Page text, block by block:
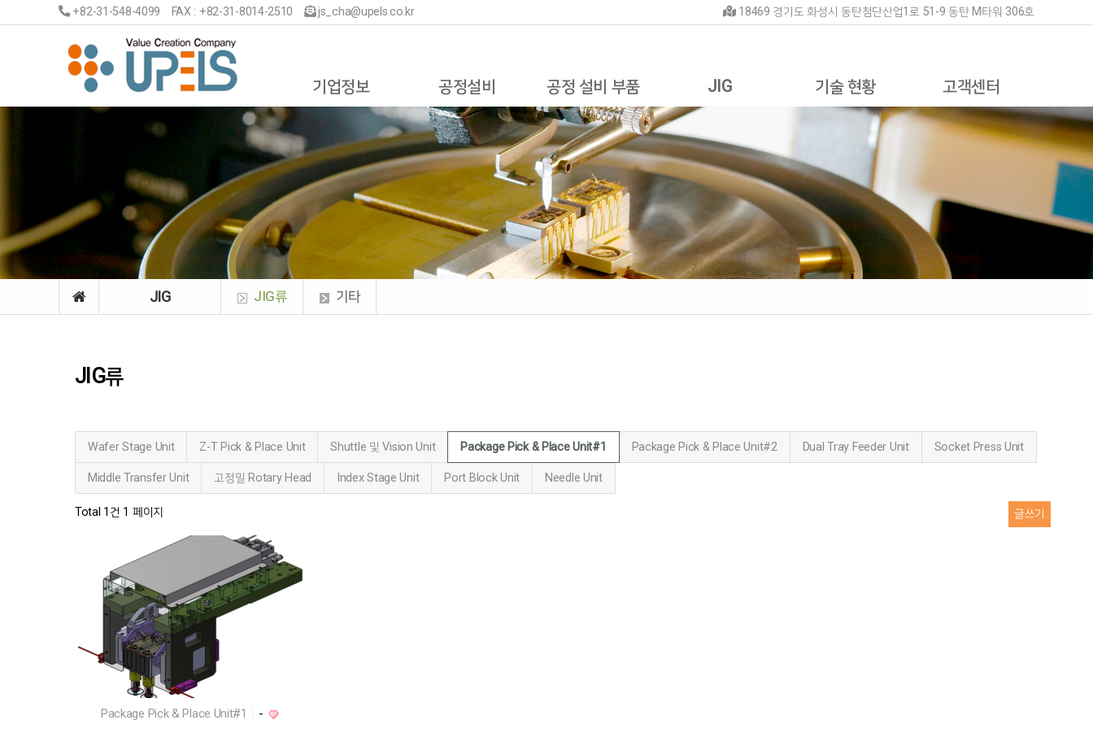
+82-31-548-4099 FAX : +82-31-8014-2510 js_cha@upels.co.kr 18469 경기도 화성시 동탄첨단산업1로 51-9 동탄 M타워 306호
기업정보 공정설비 공정 설비 부품 JIG 기술 현황 고객센터
JIG JIG류 기타
JIG류
Wafer Stage Unit Z-T Pick & Place Unit Shuttle 및 Vision Unit Package Pick & Place Unit#1 Package Pick & Place Unit#2 Dual Tray Feeder Unit Socket Press Unit
Middle Transfer Unit 고정밀 Rotary Head Index Stage Unit Port Block Unit Needle Unit
Total 1건 1 페이지 글쓰기
Package Pick & Place Unit#1 -